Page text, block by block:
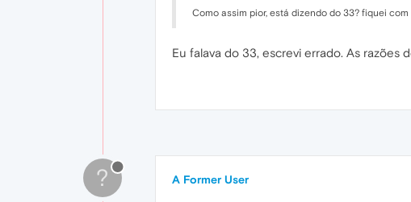
Como assim pior, está dizendo do 33? fiquei
Eu falava do 33, escrevi errado. As
? A Former User